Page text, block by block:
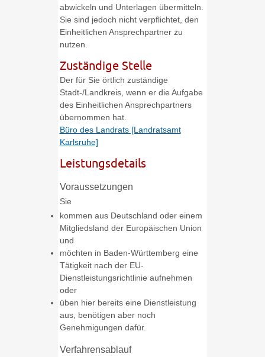
abwickeln und Unterlagen übermitteln.
Sie sind jedoch nicht verpflichtet, den
Einheitlichen Ansprechpartner zu
nutzen.
Zuständige Stelle
Der für Sie örtlich zuständige
Stadt-/Landkreis, wenn er die Aufgabe
des Einheitlichen Ansprechpartners
übernommen hat.
Büro des Landrats [Landratsamt
Karlsruhe]
Leistungsdetails
Voraussetzungen
Sie
kommen aus Deutschland oder einem
Mitgliedsland der Europäischen Union
und
möchten in Baden-Württemberg eine
Tätigkeit nach der EU-
Dienstleistungsrichtlinie aufnehmen
oder
üben hier bereits eine Dienstleistung
aus, benötigen aber noch
Genehmigungen dafür.
Verfahrensablauf